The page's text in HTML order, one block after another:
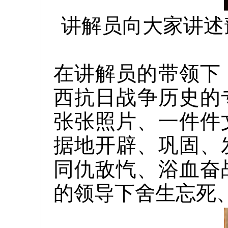
讲解员向大家讲
在讲解员的带领
西抗日战争历史
张张照片、一件
据地开辟、巩固
同仇敌忾、浴血
的领导下舍生忘死